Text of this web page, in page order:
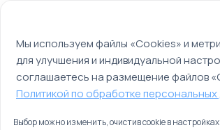
Главная
От Нижнего Новгорода до
Мы используем файлы «Cookies» и
для улучшения и индивидуальной
соглашаетесь на размещение файлов
Политикой по обработке
Выбор можно изменить, очистив cookie в